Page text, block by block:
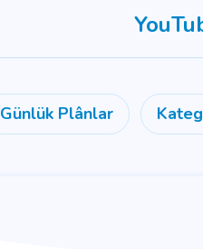
Günlük Plânlar